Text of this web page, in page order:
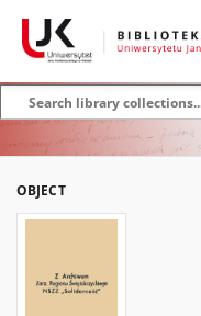
OBJECT